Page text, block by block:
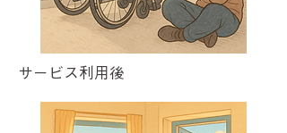
​サービス利用後